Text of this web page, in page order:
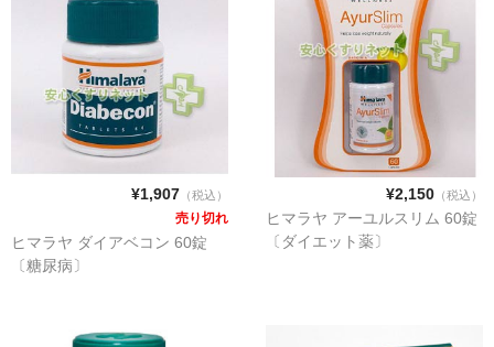
¥1,907（税込）
売り切れ
ヒマラヤ ダイアベコン 60錠
〔糖尿病〕
¥2,150（税込）
ヒマラヤ アーユルスリム 60錠
〔ダイエット薬〕